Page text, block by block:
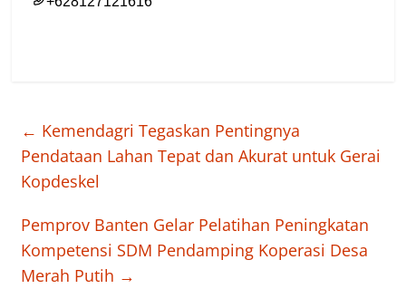
← Kemendagri Tegaskan Pentingnya
Pendataan Lahan Tepat dan Akurat untuk Gerai
Kopdeskel
Pemprov Banten Gelar Pelatihan Peningkatan
Kompetensi SDM Pendamping Koperasi Desa
Merah Putih →